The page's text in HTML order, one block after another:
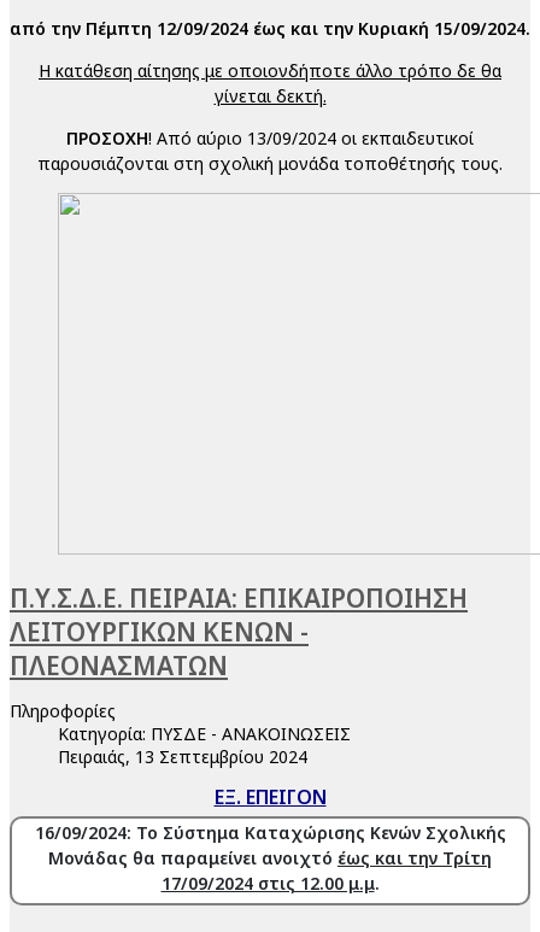
από την Πέμπτη 12/09/2024 έως και την Κυριακή 15/09/2024.
Η κατάθεση αίτησης με οποιονδήποτε άλλο τρόπο δε θα
γίνεται δεκτή.
ΠΡΟΣΟΧΗ! Από αύριο 13/09/2024 οι εκπαιδευτικοί
παρουσιάζονται στη σχολική μονάδα τοποθέτησής τους.
Π.Υ.Σ.Δ.Ε. ΠΕΙΡΑΙΑ: ΕΠΙΚΑΙΡΟΠΟΙΗΣΗ
ΛΕΙΤΟΥΡΓΙΚΩΝ ΚΕΝΩΝ -
ΠΛΕΟΝΑΣΜΑΤΩΝ
Πληροφορίες
Κατηγορία: ΠΥΣΔΕ - ΑΝΑΚΟΙΝΩΣΕΙΣ
Πειραιάς, 13 Σεπτεμβρίου 2024
ΕΞ. ΕΠΕΙΓΟΝ
16/09/2024: Το Σύστημα Καταχώρισης Κενών Σχολικής
Μονάδας θα παραμείνει ανοιχτό έως και την Τρίτη
17/09/2024 στις 12.00 μ.μ.